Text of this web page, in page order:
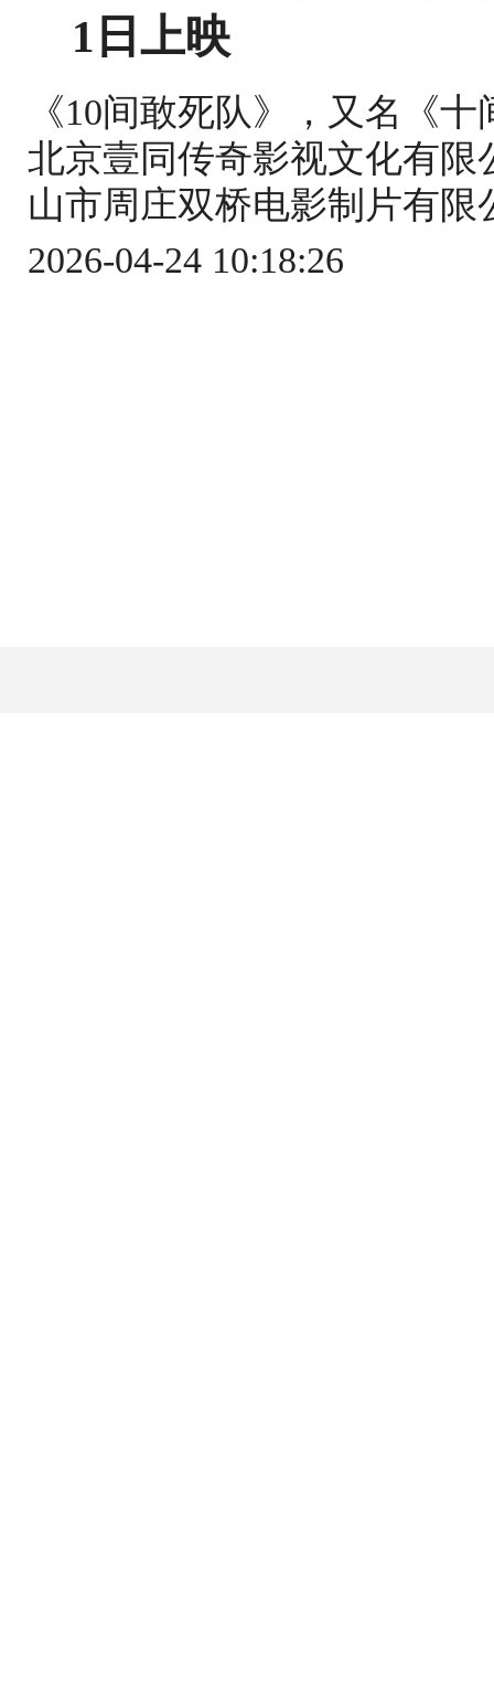
1日上映
《10间敢死队》，又名《
北京壹同传奇影视文化有
山市周庄双桥电影制片有
2026-04-24 10:18:26